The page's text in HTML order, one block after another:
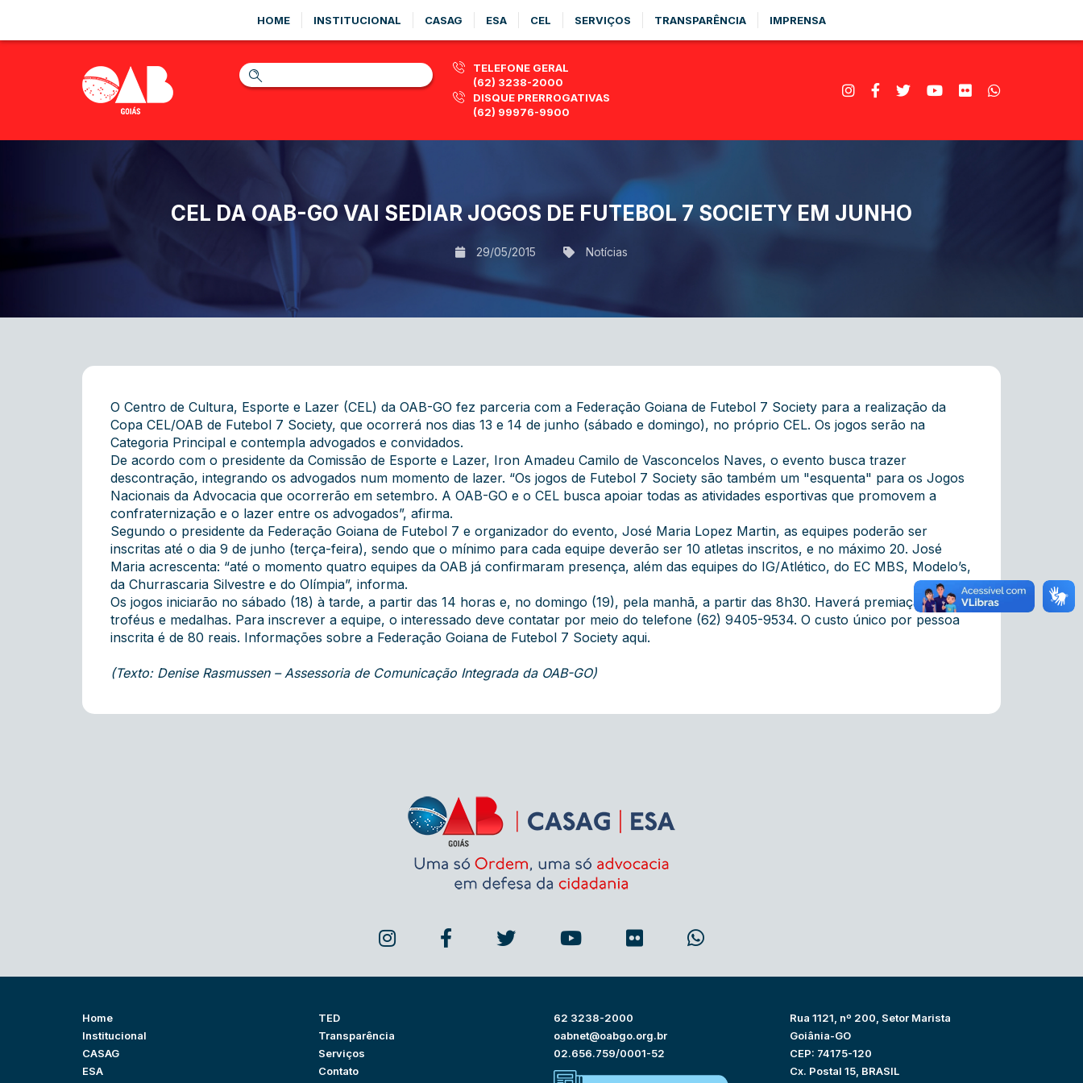
HOME INSTITUCIONAL CASAG ESA CEL SERVIÇOS TRANSPARÊNCIA IMPRENSA
TELEFONE GERAL
(62) 3238-2000
DISQUE PRERROGATIVAS
(62) 99976-9900
CEL DA OAB-GO VAI SEDIAR JOGOS DE FUTEBOL 7 SOCIETY EM JUNHO
29/05/2015 Notícias
O Centro de Cultura, Esporte e Lazer (CEL) da OAB-GO fez parceria com a Federação Goiana de Futebol 7 Society para a realização da
Copa CEL/OAB de Futebol 7 Society, que ocorrerá nos dias 13 e 14 de junho (sábado e domingo), no próprio CEL. Os jogos serão na
Categoria Principal e contempla advogados e convidados.
De acordo com o presidente da Comissão de Esporte e Lazer, Iron Amadeu Camilo de Vasconcelos Naves, o evento busca trazer
descontração, integrando os advogados num momento de lazer. “Os jogos de Futebol 7 Society são também um "esquenta" para os Jogos
Nacionais da Advocacia que ocorrerão em setembro. A OAB-GO e o CEL busca apoiar todas as atividades esportivas que promovem a
confraternização e o lazer entre os advogados”, afirma.
Segundo o presidente da Federação Goiana de Futebol 7 e organizador do evento, José Maria Lopez Martin, as equipes poderão ser
inscritas até o dia 9 de junho (terça-feira), sendo que o mínimo para cada equipe deverão ser 10 atletas inscritos, e no máximo 20. José
Maria acrescenta: “até o momento quatro equipes da OAB já confirmaram presença, além das equipes do IG/Atlético, do EC MBS, Modelo’s,
da Churrascaria Silvestre e do Olímpia”, informa.
Os jogos iniciarão no sábado (18) à tarde, a partir das 14 horas e, no domingo (19), pela manhã, a partir das 8h30. Haverá premiação por
troféus e medalhas. Para inscrever a equipe, o interessado deve contatar por meio do telefone (62) 9405-9534. O custo único por pessoa
inscrita é de 80 reais. Informações sobre a Federação Goiana de Futebol 7 Society aqui.
(Texto: Denise Rasmussen – Assessoria de Comunicação Integrada da OAB-GO)
Home
Institucional
CASAG
ESA
TED
Transparência
Serviços
Contato
62 3238-2000
oabnet@oabgo.org.br
02.656.759/0001-52
Rua 1121, nº 200, Setor Marista
Goiânia-GO
CEP: 74175-120
Cx. Postal 15, BRASIL